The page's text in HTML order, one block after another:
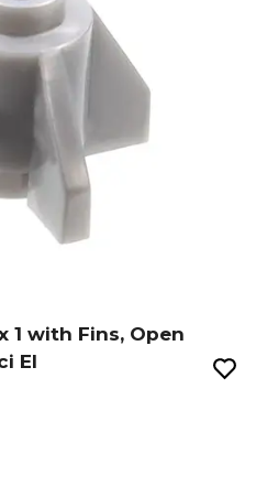
1 with Fins, Open
El